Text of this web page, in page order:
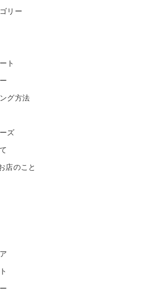
リー
ト
グ方法
ズ
店のこと